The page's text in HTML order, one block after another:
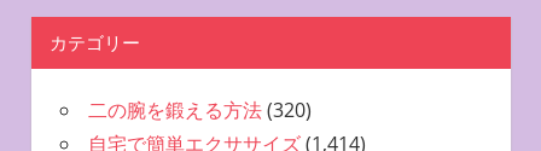
カテゴリー
二の腕を鍛える方法(320)
自宅で簡単エクササイズ(1,414)